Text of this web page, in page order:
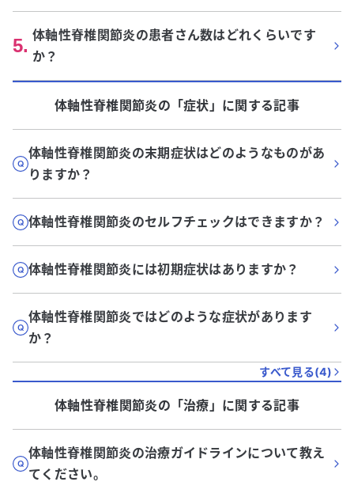
5. 体軸性脊椎関節炎の患者さん数はどれくらいです
か？
体軸性脊椎関節炎の「症状 」に関する記事
体軸性脊椎関節炎の末期症状はどのようなものがあ
りますか？
体軸性脊椎関節炎のセルフチェックはできますか？
体軸性脊椎関節炎には初期症状はありますか？
体軸性脊椎関節炎ではどのような症状があります
か？
すべて見る(4)
体軸性脊椎関節炎の「治療 」に関する記事
体軸性脊椎関節炎の治療ガイドラインについて教え
てください。